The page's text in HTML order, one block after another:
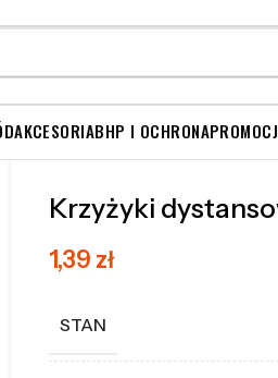
AKCESORIABHP I OCHRONA
Krzyżyki
1,39 zł
STAN